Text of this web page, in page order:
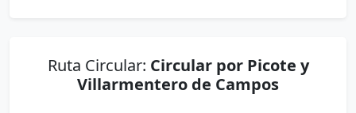
Ruta Circular: Circular por Picote y
Villarmentero de Campos